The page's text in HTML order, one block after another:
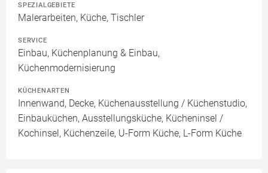
SPEZIALGEBIETE
Malerarbeiten, Küche, Tischler
SERVICE
Einbau, Küchenplanung & Einbau,
Küchenmodernisierung
KÜCHENARTEN
Innenwand, Decke, Küchenausstellung / Küchenstudio,
Einbauküchen, Ausstellungsküche, Kücheninsel /
Kochinsel, Küchenzeile, U-Form Küche, L-Form Küche